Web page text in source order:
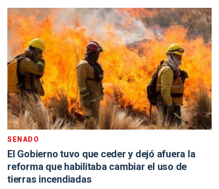
SENADO
El Gobierno tuvo que ceder y dejó afuera la
reforma que habilitaba cambiar el uso de
tierras incendiadas